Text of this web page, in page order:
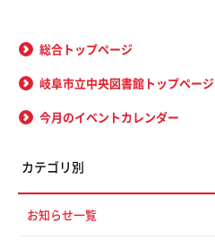
総合トップページ
岐阜市立中央図書館トップページ
今月のイベントカレンダー
カテゴリ別
お知らせ一覧